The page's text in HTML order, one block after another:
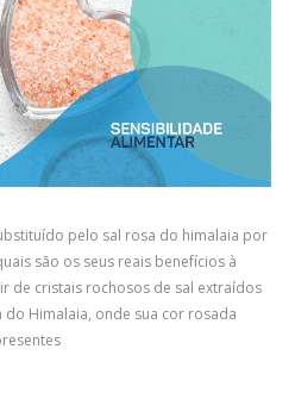
pelo sal rosa do himalaia por
são os seus reais benefícios à
de cristais rochosos de sal extraídos
Himalaia, onde sua cor rosada